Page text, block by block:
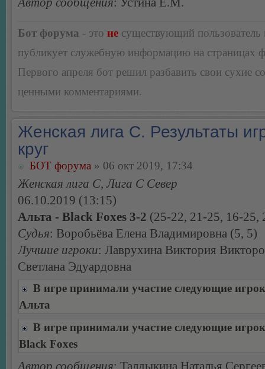
Бот форума - это не существующий пользователь
публикует служебную информацию на страницах
Первого апреля бот решил разбавить свои сухие
ценными комментариями.
Женская лига С. Результаты
круг
БОТ форума » 06 окт 2019, 17:34
Женская лига С, Лига С Север
06.10.2019 (13:15)
Альта - Black Foxes 3-2 (25-22, 21-25, 16-25,
Судья: Воробьёва Елена Владимировна (5, 5)
Лучшие игроки: Лаврухина Виктория
Светлана Эдуардовна
В игре принимали участие следующие
Альта
В игре принимали участие следующие
Black Foxes
Автор сообщения: Талдыкина Наталья